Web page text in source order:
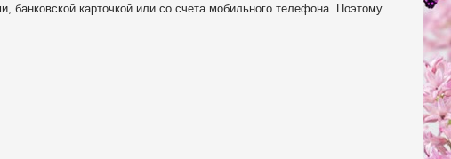
карточкой или со счета мобильного телефона. Поэтому